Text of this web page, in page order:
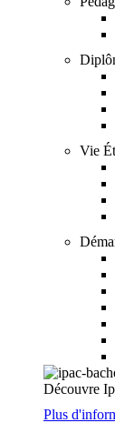
Vie
Découvre
Plus